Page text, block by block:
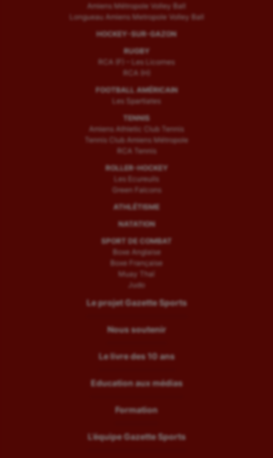
Amiens Métropole Volley Ball
Longueau Amiens Metropole Volley Ball
HOCKEY-SUR-GAZON
RUGBY
RCA (F) – Les Licornes
RCA (H)
FOOTBALL AMÉRICAIN
Les Spartiates
TENNIS
Amiens Athletic Club Tennis
Tennis Club Amiens Métropole
RCA Tennis
ROLLER-HOCKEY
Les Ecureuils
Green Falcons
ATHLÉTISME
NATATION
SPORT DE COMBAT
Boxe Anglaise
Boxe Française
Muay Thaï
Judo
Le projet Gazette Sports
Nous soutenir
Le livre des 10 ans
Education aux médias
Formation
L’équipe Gazette Sports